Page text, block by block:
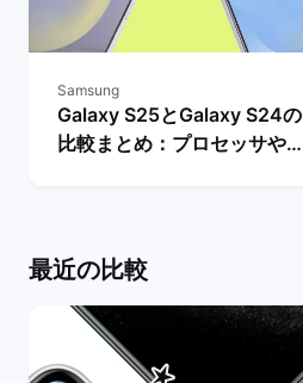
Samsung
Galaxy S25とGalaxy S24の
比較まとめ：プロセッサやバ
最近の比較